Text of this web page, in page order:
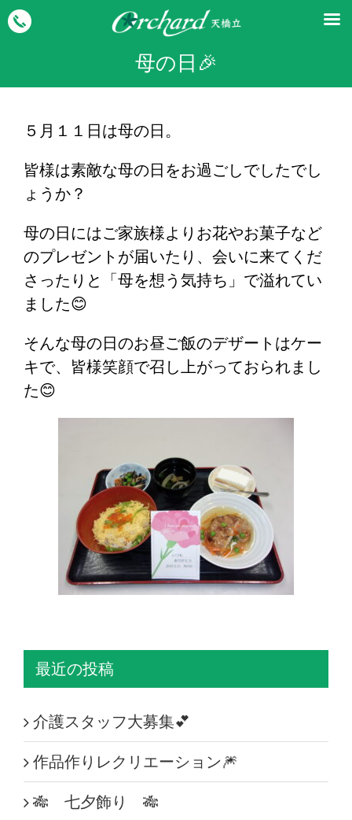
母の日🎉
５月１１日は母の日。
皆様は素敵な母の日をお過ごしでしたでし
ょうか？
母の日にはご家族様よりお花やお菓子など
のプレゼントが届いたり、会いに来てくだ
さったりと「母を想う気持ち」で溢れてい
ました😊
そんな母の日のお昼ご飯のデザートはケー
キで、皆様笑顔で召し上がっておられまし
た😊
最近の投稿
介護スタッフ大募集💕
作品作りレクリエーション🎆
🎋 七夕飾り 🎋